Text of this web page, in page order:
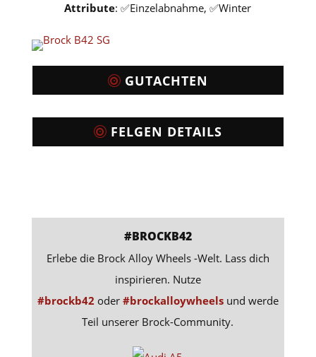
Attribute: ✅Einzelabnahme, ✅Winter
GUTACHTEN
FELGEN DETAILS
#BROCKB42
Erlebe die Brock Alloy Wheels -Welt. Lass dich
inspirieren. Nutze
#brockb42 oder #brockalloywheelsund werde
Teil unserer Brock-Community.